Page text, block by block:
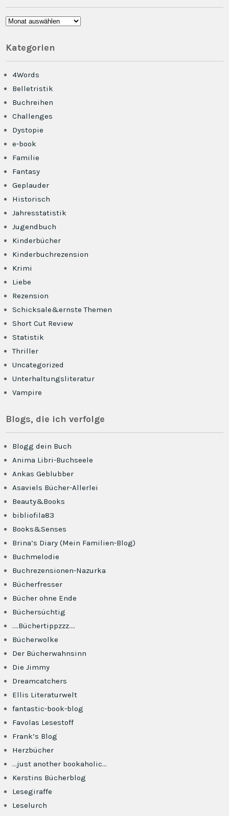
Archiv
Kategorien
4Words
Belletristik
Buchreihen
Challenges
Dystopie
e-book
Familie
Fantasy
Geplauder
Historisch
Jahresstatistik
Jugendbuch
Kinderbücher
Kinderbuchrezension
Krimi
Liebe
Rezension
Schicksale&ernste Themen
Short Cut Review
Statistik
Thriller
Uncategorized
Unterhaltungsliteratur
Vampire
Blogs, die ich verfolge
Blogg dein Buch
Anima Libri-Buchseele
Ankas Geblubber
Asaviels Bücher-Allerlei
Beauty&Books
bibliofila83
Books&Senses
Brina’s Diary (Mein Familien-Blog)
Buchmelodie
Buchrezensionen-Nazurka
Bücherfresser
Bücher ohne Ende
Büchersüchtig
….Büchertippzzz….
Bücherwolke
Der Bücherwahnsinn
Die Jimmy
Dreamcatchers
Ellis Literaturwelt
fantastic-book-blog
Favolas Lesestoff
Frank’s Blog
Herzbücher
…just another bookaholic…
Kerstins Bücherblog
Lesegiraffe
Leselurch